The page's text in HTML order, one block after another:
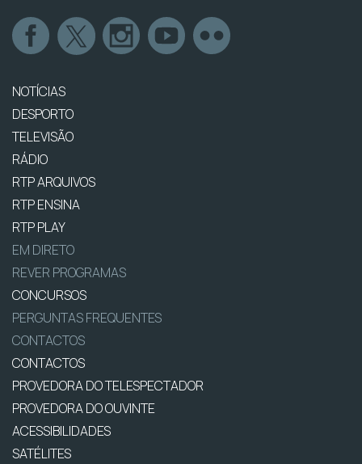
NOTÍCIAS
DESPORTO
TELEVISÃO
RÁDIO
RTP ARQUIVOS
RTP ENSINA
RTP PLAY
EM DIRETO
REVER PROGRAMAS
CONCURSOS
PERGUNTAS FREQUENTES
CONTACTOS
CONTACTOS
PROVEDORA DO TELESPECTADOR
PROVEDORA DO OUVINTE
ACESSIBILIDADES
SATÉLITES